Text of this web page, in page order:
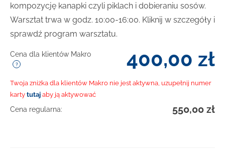
kompozycję kanapki czyli piklach i dobieraniu sosów.
Warsztat trwa w godz. 10:00-16:00. Kliknij w szczegóły i
sprawdź program warsztatu.
Cena dla klientów Makro 400,00 zł
Twoja zniżka dla klientów Makro nie jest aktywna, uzupełnij numer
karty tutaj aby ją aktywować
Cena regularna: 550,00 zł